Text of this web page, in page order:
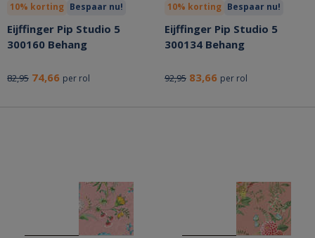
10% korting Bespaar nu!
Eijffinger Pip Studio 5
300160 Behang
82,95 74,66 per rol
10% korting Bespaar nu!
Eijffinger Pip Studio 5
300134 Behang
92,95 83,66 per rol